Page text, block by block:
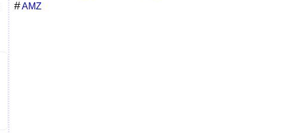
AMZ